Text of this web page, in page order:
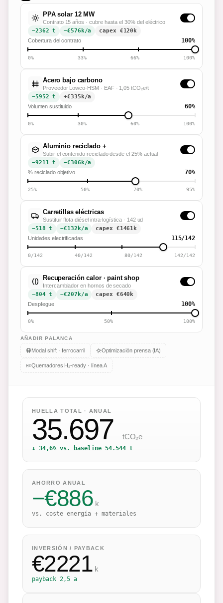
PPA solar 12 MW
Contrato 15 años · cubre hasta el 30% del eléctrico
−2362 t −€576k/a capex €120 k
Cobertura del contrato 100%
0% 33% 66% 100%
Acero bajo carbono
Proveedor Lowco-HSM · EAF · 1,05 tCO₂e/t
−5952 t +€335k/a
Volumen sustituido 60%
0% 30% 60% 100%
Aluminio reciclado +
Subir el contenido reciclado desde el 25% actual
−9211 t −€306k/a
% reciclado objetivo 70%
25% 50% 70% 95%
Carretillas eléctricas
Sustituir flota diésel intra-logística · 142 ud
−518 t −€132k/a capex €1461 k
Unidades electrificadas 115/142
0/142 40/142 80/142 142/142
Recuperación calor · paint shop
Intercambiador en hornos de secado
−804 t −€207k/a capex €640 k
Despliegue 100%
0% 50% 100%
AÑADIR PALANCA
Modal shift · ferrocarril Optimización prensa (IA)
Quemadores H₂-ready · línea A
HUELLA TOTAL · ANUAL
35.697 tCO₂e
↓ 34,6% vs. baseline 54.544 t
AHORRO ANUAL
−€886 k
vs. coste energía + materiales
INVERSIÓN / PAYBACK
€2221 k
payback 2,5 a